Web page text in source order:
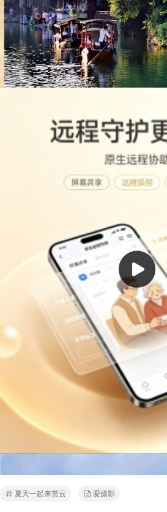
【你好夏天】赴约盛夏
夏天一起来赏云 爱摄影